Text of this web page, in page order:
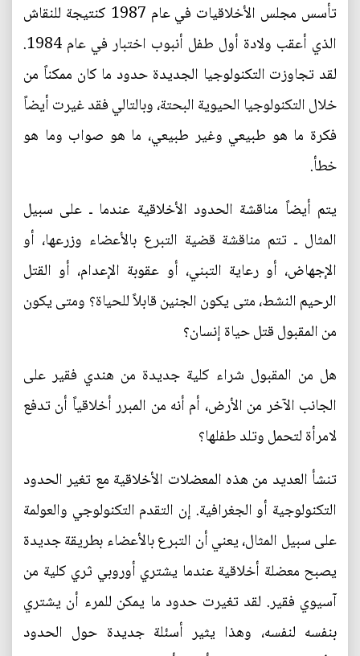
تأسس مجلس الأخلاقيات في عام 1987 كنتيجة للنقاش
الذي أعقب ولادة أول طفل أنبوب اختبار في عام 1984.
لقد تجاوزت التكنولوجيا الجديدة حدود ما كان ممكناً من
خلال التكنولوجيا الحيوية البحتة، وبالتالي فقد غيرت أيضاً
فكرة ما هو طبيعي وغير طبيعي، ما هو صواب وما هو
خطأ.
يتم أيضاً مناقشة الحدود الأخلاقية عندما ـ على سبيل
المثال ـ تتم مناقشة قضية التبرع بالأعضاء وزرعها، أو
الإجهاض، أو رعاية التبني، أو عقوبة الإعدام، أو القتل
الرحيم النشط، متى يكون الجنين قابلاً للحياة؟ ومتى يكون
من المقبول قتل حياة إنسان؟
هل من المقبول شراء كلية جديدة من هندي فقير على
الجانب الآخر من الأرض، أم أنه من المبرر أخلاقياً أن تدفع
لامرأة لتحمل وتلد طفلها؟
تنشأ العديد من هذه المعضلات الأخلاقية مع تغير الحدود
التكنولوجية أو الجغرافية. إن التقدم التكنولوجي والعولمة
على سبيل المثال، يعني أن التبرع بالأعضاء بطريقة جديدة
يصبح معضلة أخلاقية عندما يشتري أوروبي ثري كلية من
آسيوي فقير. لقد تغيرت حدود ما يمكن للمرء أن يشتري
بنفسه لنفسه، وهذا يثير أسئلة جديدة حول الحدود